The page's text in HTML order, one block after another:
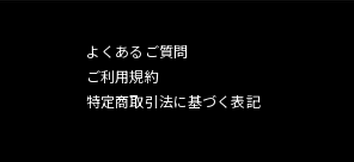
よくあるご質問
ご利用規約
特定商取引法に基づく表記